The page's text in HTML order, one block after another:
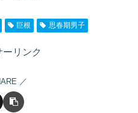
巨根 思春期男子
ーリンク